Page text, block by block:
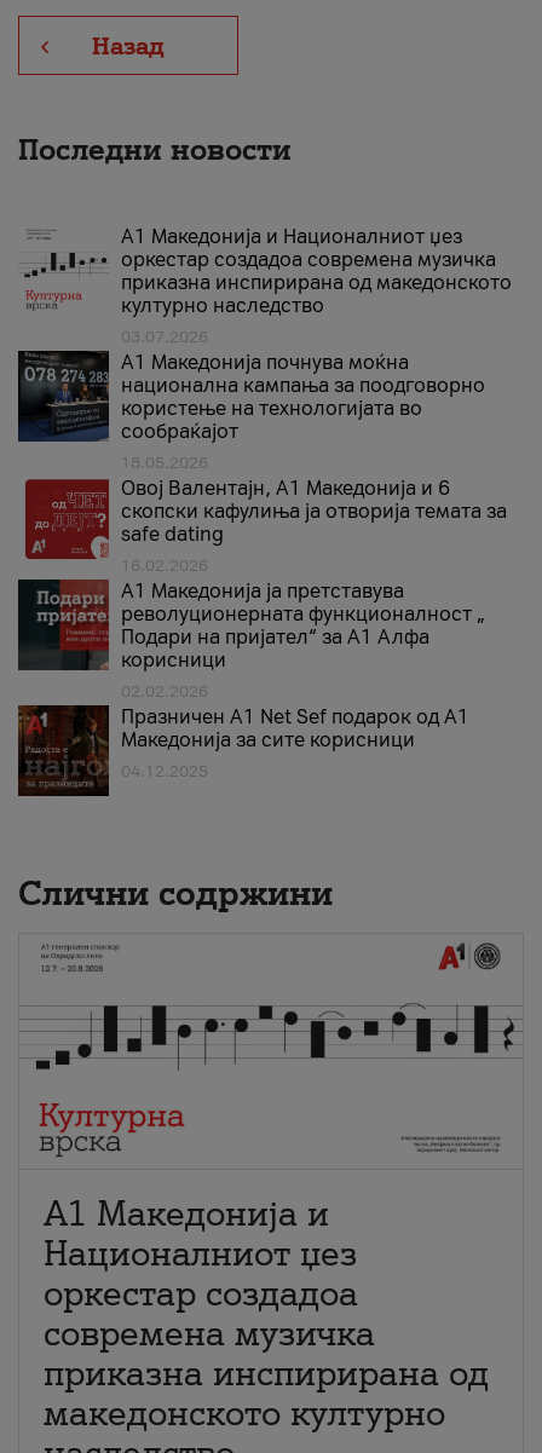
Назад
Последни новости
А1 Македонија и Националниот џез
оркестар создадоа современа музичка
приказна инспирирана од македонското
културно наследство
03.07.2026
A1 Македонија почнува моќна
национална кампања за поодговорно
користење на технологијата во
сообраќајот
18.05.2026
Овој Валентајн, A1 Македонија и 6
скопски кафулиња ја отворија темата за
safe dating
16.02.2026
А1 Македонија ја претставува
револуционерната функционалност „
Подари на пријател“ за А1 Алфа
корисници
02.02.2026
Празничен A1 Net Sеf подарок од А1
Македонија за сите корисници
04.12.2025
Слични содржини
А1 Македонија и
Националниот џез
оркестар создадоа
современа музичка
приказна инспирирана од
македонското културно